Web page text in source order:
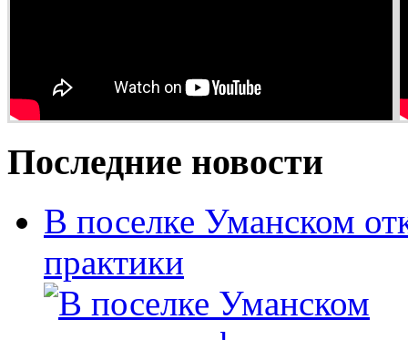
Последние новости
В поселке Уманском
практики